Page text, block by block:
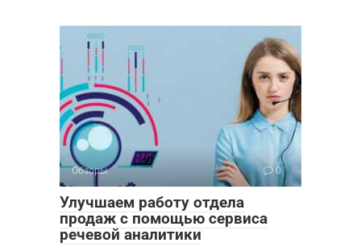
Обзоры 0
Улучшаем работу отдела
продаж с помощью сервиса
речевой аналитики